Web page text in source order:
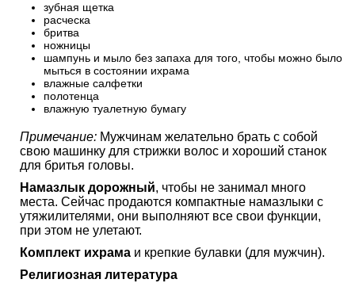
зубная щетка
расческа
бритва
ножницы
шампунь и мыло без запаха для того, чтобы можно было
мыться в состоянии ихрама
влажные салфетки
полотенца
влажную туалетную бумагу
Примечание: Мужчинам желательно брать с собой
свою машинку для стрижки волос и хороший станок
для бритья головы.
Намазлык дорожный, чтобы не занимал много
места. Сейчас продаются компактные намазлыки с
утяжилителями, они выполняют все свои функции,
при этом не улетают.
Комплект ихрама и крепкие булавки (для мужчин).
Религиозная литература